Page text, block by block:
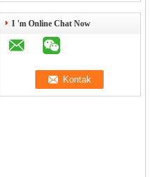
I 'm Online Chat Now